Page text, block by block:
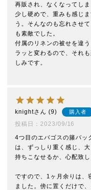
再販され、なくなってし
少し硬めで、重みも感じ
う。そんなのも忘れさせ
も素敵でした。
付属のリネンの被せを違
ラッと変わるので、それ
しみです。
knight 9 購入者
投稿日
2023/09/16
4つ目のエバゴスの籐バッ
は、ずっしり重く感じ、
持ちこなせるか、心配致し
ですので、1ヶ月余りは、
ました。傍に置くだけで